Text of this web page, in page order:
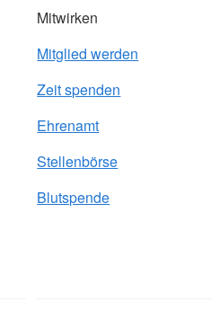
Mitwirken
Mitglied werden
Zeit spenden
Ehrenamt
Stellenbörse
Blutspende